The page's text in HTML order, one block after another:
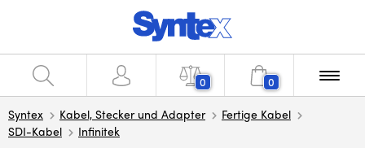
0 0
Syntex Kabel, Stecker und Adapter
Fertige Kabel
SDI-Kabel
Infinitek